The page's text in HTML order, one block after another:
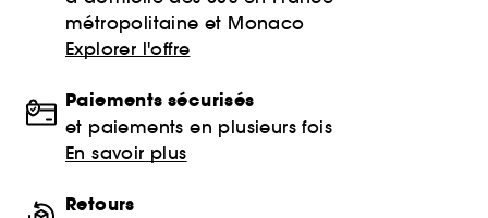
métropolitaine et Monaco
Explorer l'offre
Paiements sécurisés
et paiements en plusieurs fois
En savoir plus
Retours